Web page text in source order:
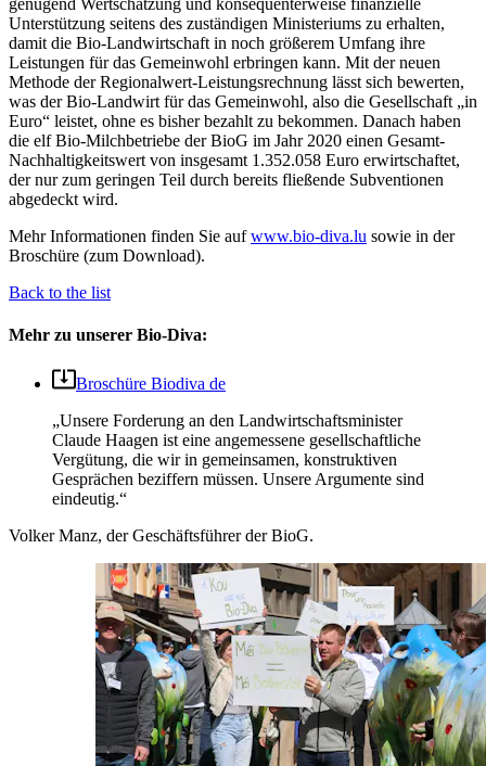
genügend Wertschätzung und konsequenterweise finanzielle
Unterstützung seitens des zuständigen Ministeriums zu erhalten,
damit die Bio-Landwirtschaft in noch größerem Umfang ihre
Leistungen für das Gemeinwohl erbringen kann. Mit der neuen
Methode der Regionalwert-Leistungsrechnung lässt sich bewerten,
was der Bio-Landwirt für das Gemeinwohl, also die Gesellschaft „in
Euro“ leistet, ohne es bisher bezahlt zu bekommen. Danach haben
die elf Bio-Milchbetriebe der BioG im Jahr 2020 einen Gesamt-
Nachhaltigkeitswert von insgesamt 1.352.058 Euro erwirtschaftet,
der nur zum geringen Teil durch bereits fließende Subventionen
abgedeckt wird.
Mehr Informationen finden Sie aufwww.bio-diva.lu sowie in der
Broschüre (zum Download).
Back to the list
Mehr zu unserer Bio-Diva:
Broschüre Biodiva de
„Unsere Forderung an den Landwirtschaftsminister
Claude Haagen ist eine angemessene gesellschaftliche
Vergütung, die wir in gemeinsamen, konstruktiven
Gesprächen beziffern müssen. Unsere Argumente sind
eindeutig.“
Volker Manz, der Geschäftsführer der BioG.